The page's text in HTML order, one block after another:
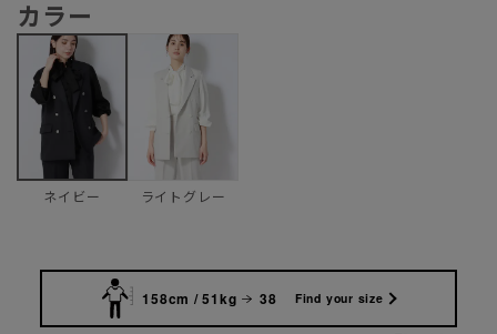
カラー
ネイビー ライトグレー
158cm / 51kg 38 Find your size